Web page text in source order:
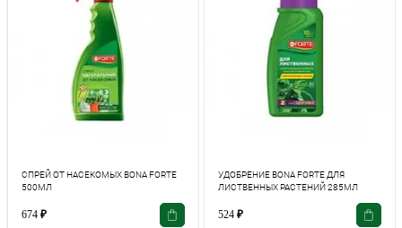
СПРЕЙ ОТ НАСЕКОМЫХ BONA FORTE
500МЛ
674 ₽
УДОБРЕНИЕ BONA FORTE ДЛЯ
ЛИСТВЕННЫХ РАСТЕНИЙ 285МЛ
524 ₽